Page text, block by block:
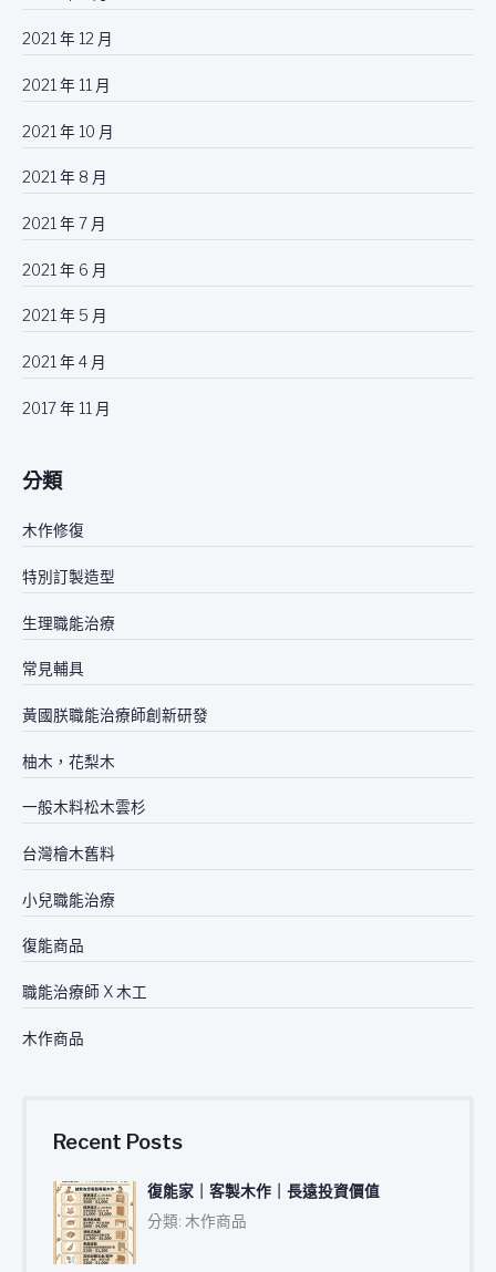
2021 年 12 月
2021 年 11 月
2021 年 10 月
2021 年 8 月
2021 年 7 月
2021 年 6 月
2021 年 5 月
2021 年 4 月
2017 年 11 月
分類
木作修復
特別訂製造型
生理職能治療
常見輔具
黃國朕職能治療師創新研發
柚木，花梨木
一般木料松木雲杉
台灣檜木舊料
小兒職能治療
復能商品
職能治療師 X 木工
木作商品
Recent Posts
復能家｜客製木作｜長遠投資價值
分類: 木作商品